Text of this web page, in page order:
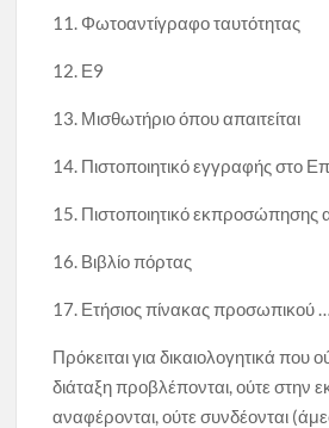
11. Φωτοαντίγραφο ταυτότητας
12. Ε9
13. Μισθωτήριο όπου απαιτείται
14. Πιστοποιητικό εγγραφής στο
15. Πιστοποιητικό
16. Βιβλίο πόρτας
17. Ετήσιος πίνακας προσωπικού
Πρόκειται για δικαιολογητικά που
διάταξη προβλέπονται, ούτε στην
αναφέρονται, ούτε συνδέονται